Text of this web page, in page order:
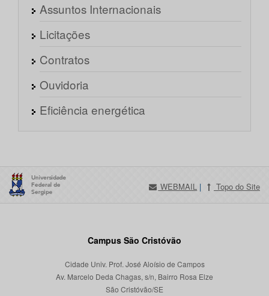
Assuntos Internacionais
Licitações
Contratos
Ouvidoria
Eficiência energética
WEBMAIL | Topo do Site
Campus São Cristóvão
Cidade Univ. Prof. José Aloísio de Campos
Av. Marcelo Deda Chagas, s/n, Bairro Rosa Elze
São Cristóvão/SE